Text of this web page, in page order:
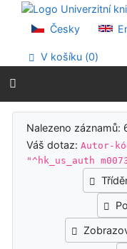
Přejít na obsah
Přejít na menu
Prohlášení o
Česky
V košíku (0)
Výsledky
Nalezeno záznamů:
Váš dotaz:Autor-
"^hk_us_auth